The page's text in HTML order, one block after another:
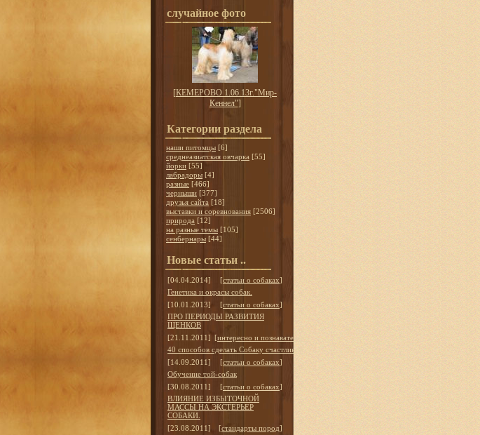
случайное фото
[КЕМЕРОВО 1.06.13г."Мир-
Кеннел"]
Категории раздела
наши питомцы [6]
среднеазиатская овчарка [55]
йорки [55]
лабрадоры [4]
разные [466]
черныши [377]
друзья сайта [18]
выставки и соревнования [2506]
природа [12]
на разные темы [105]
сенбернары [44]
Новые статьи ..
[04.04.2014] [статьи о собаках]
Генетика и окрасы собак.
[10.01.2013]
[статьи о собаках]
ПРО ПЕРИОДЫ РАЗВИТИЯ
ЩЕНКОВ
[21.11.2011] [интересно и познавательно
40 способов сделать Собаку счастливой
[14.09.2011]
[статьи о собаках]
Обучение той-собак
[30.08.2011]
[статьи о собаках]
ВЛИЯНИЕ ИЗБЫТОЧНОЙ
МАССЫ НА ЭКСТЕРЬЕР
СОБАКИ.
[23.08.2011]
[стандарты пород]